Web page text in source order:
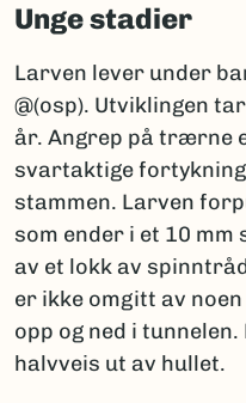
Unge stadier
Larven lever under
@(osp). Utviklingen
år. Angrep på trærne
svartaktige
stammen. Larven
som ender i et 10
av et lokk av
er ikke omgitt av
opp og ned i
halvveis ut av hullet.